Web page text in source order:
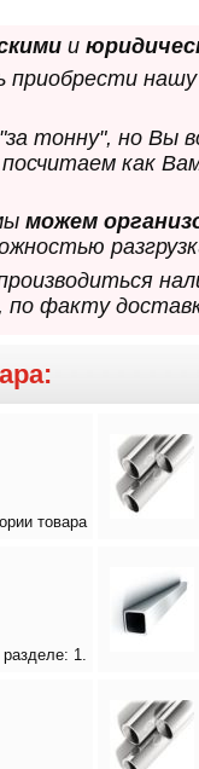
и
приобрести
тонну", но Вы
как
можем
по факту
товара
1.